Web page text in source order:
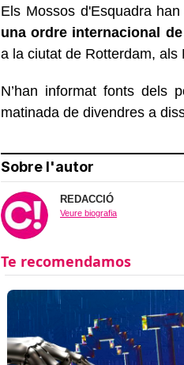
Els Mossos d'Esquadra
una ordre internacional
a la ciutat de Rotterdam, als
N’han informat fonts dels
matinada de divendres a
Sobre l'autor
REDACCIÓ
Veure biografia